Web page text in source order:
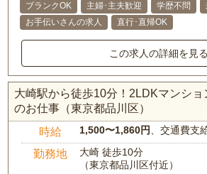
ブランクOK
主婦･主夫歓迎 学歴不問
お手伝いさんの求人
直行･直帰OK
この求人の詳細を見る
大崎駅から徒歩10分！2LDKマンシ
のお仕事（東京都品川区）
時給 1,500〜1,860円、交通費支
勤務地
大崎 徒歩10分
（東京都品川区付近）